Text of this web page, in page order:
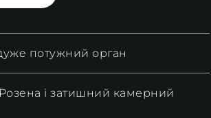
потужний орган
і затишний камерний